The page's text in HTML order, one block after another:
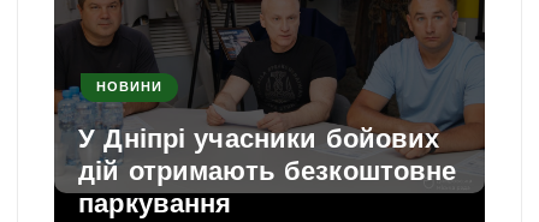
НОВИНИ
У Дніпрі учасники бойових
дій отримають безкоштовне
паркування